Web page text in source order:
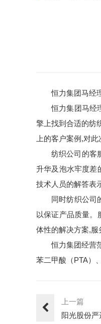
恒力集团马经
恒力集团马经
擎上找到合适的纺
上的客户案例,对
纺织公司的客
升华及泡水牢度差
技术人员的解答表
同时纺织公司
以保证产品质量。
体性的解决方案,服
恒力集团经营
苯二甲酸（PTA）
上一篇
阳光股份